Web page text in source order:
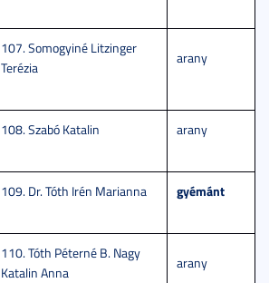
107. Somogyiné Litzinger
Terézia
arany
108. Szabó Katalin arany
109. Dr. Tóth Irén Marianna gyémánt
110. Tóth Péterné B. Nagy
Katalin Anna
arany